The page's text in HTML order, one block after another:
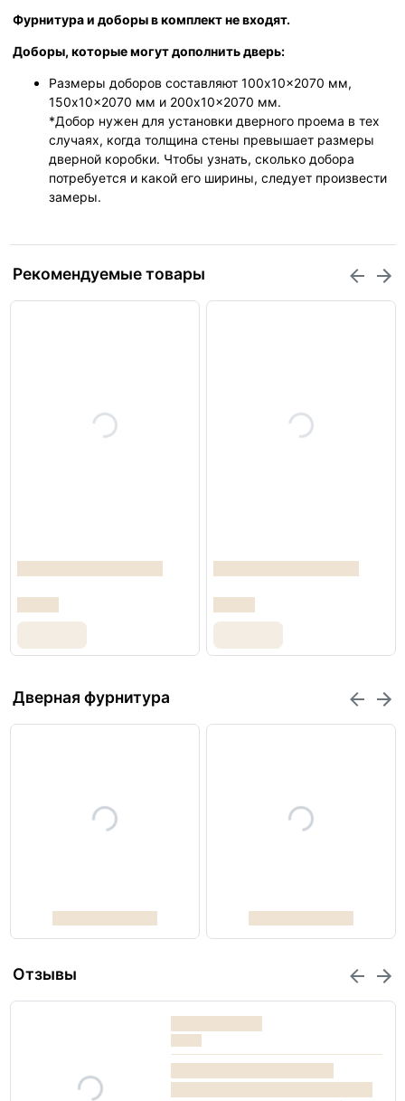
Фурнитура и доборы в комплект не входят.
Доборы, которые могут дополнить дверь:
Размеры доборов составляют 100x10x2070 мм,
150x10x2070 мм и 200x10x2070 мм.
*Добор нужен для установки дверного проема в тех
случаях, когда толщина стены превышает размеры
дверной коробки. Чтобы узнать, сколько добора
потребуется и какой его ширины, следует произвести
замеры.
Рекомендуемые товары
Дверная фурнитура
Отзывы